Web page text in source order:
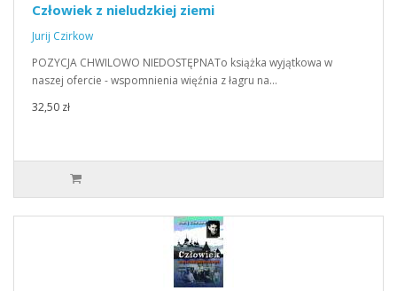
Człowiek z nieludzkiej ziemi
Jurij Czirkow
POZYCJA CHWILOWO NIEDOSTĘPNATo książka wyjątkowa w
naszej ofercie - wspomnienia więźnia z łagru na…
32,50 zł